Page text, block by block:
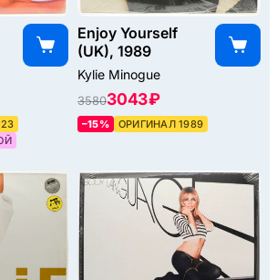
Enjoy Yourself
(UK), 1989
Kylie Minogue
35803043 ₽
–15% ОРИГИНАЛ 1989